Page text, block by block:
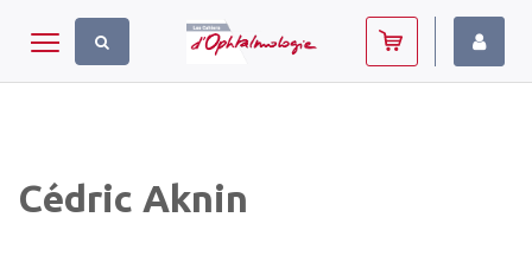
Toggle navigation
Cédric Aknin
Panneau de gestion des cookies